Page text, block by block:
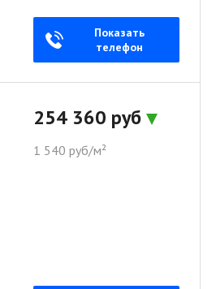
Показать
телефон
254 360 руб
1 540 руб/м²